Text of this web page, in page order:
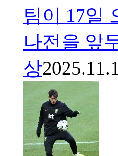
팀이 17일
나전을 앞
상